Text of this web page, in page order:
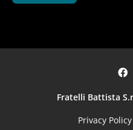
Fratelli Battista
Privacy Policy